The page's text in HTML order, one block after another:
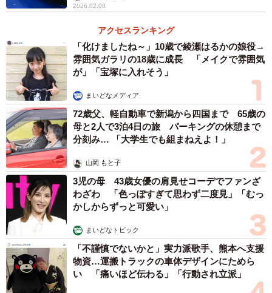
2026.02.08
アクセスランキング
「化けましたね～」10歳で綾瀬はるかの娘役→
雰囲気ガラリの18歳に成長 「メイクで雰囲気
が」「宝塚に入れそう」
まいどなメディア
72歳父、軽自動車で新潟から四国まで 65歳の
母と2人で3泊4日の旅 パーキングの休憩まで
分刻み… 「大学生でも組まねえよ！」
山岡 もと子
3児の母 43歳女優の肩見せコーデでファンざ
わざわ 「色っぽすぎて思わず二度見」「むっ
かしからずっと可愛い」
まいどなトピック
「不謹慎でないかと」実力派歌手、熊本へ支援
物資…運搬トラックの車体デザインにためら
い 「痛いほど伝わる」「行動され立派」